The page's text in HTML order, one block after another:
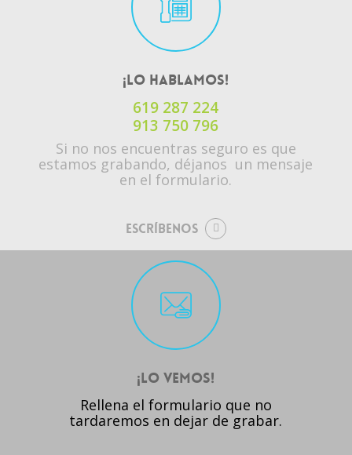
¡Lo hablamos!
619 287 224
913 750 796
Si no nos encuentras seguro es que
estamos grabando, déjanos un mensaje
en el formulario.
Escríbenos
¡Lo Vemos!
Rellena el formulario que no
tardaremos en dejar de grabar.